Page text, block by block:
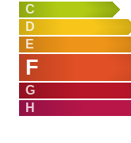
C
D
E
F
G
H